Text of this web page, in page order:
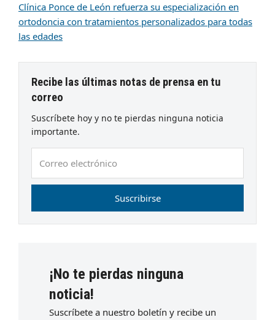
Clínica Ponce de León refuerza su especialización en
ortodoncia con tratamientos personalizados para todas
las edades
Recibe las últimas notas de prensa en tu
correo
Suscríbete hoy y no te pierdas ninguna noticia
importante.
electrónico
Suscribirse
¡No te pierdas ninguna
noticia!
Suscríbete a nuestro boletín y recibe un